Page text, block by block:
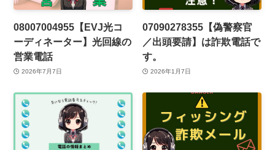
08007004955【EVJ光コ
ーディネーター】光回線の
営業電話
2026年7月7日
07090278355【偽警察官
／出頭要請】は詐欺電話で
す。
2026年1月7日